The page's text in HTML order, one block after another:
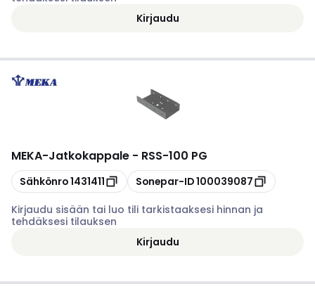
Kirjaudu
MEKA-Jatkokappale - RSS-100 PG
Kopioi
Sähkönro1431411 Kopioi
Sonepar-ID100039087
Kirjaudu sisään tai luo tili tarkistaaksesi hinnan ja
tehdäksesi tilauksen
Kirjaudu